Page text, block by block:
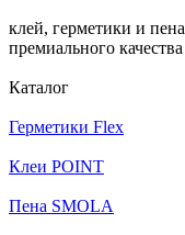
клей, герметики и пена
премиального качества
Каталог
Герметики Flex
Клеи POINT
Пена SMOLA